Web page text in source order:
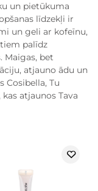
un pietūkuma
līdzekļi ir
un geli ar kofeīnu,
palīdz
Maigas, bet
atjauno ādu un
Cosibella, Tu
atjaunos Tava